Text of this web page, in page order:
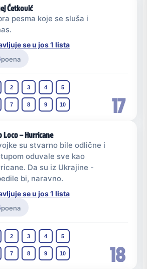
17
Ćetković
pesma koje se sluša i
se u jos 1 lista
poena
2 3 4 5
7 8 9 10
18
Loco – Hurricane
su stvarno bile odlične i
oduvale sve kao
Da su iz Ukrajine -
bi, naravno.
se u jos 1 lista
poena
2 3 4 5
7 8 9 10